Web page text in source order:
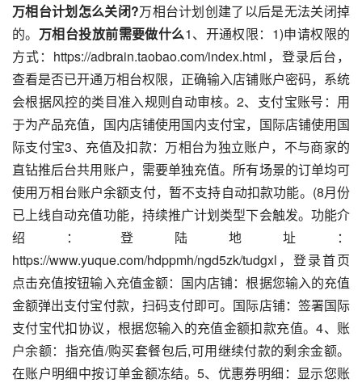
万相台计划怎么关闭?万相台计划创建了以后是无法关闭掉
的。 万相台投放前需要做什么1、开通权限：1)申请权限的
方式：https://adbrain.taobao.com/index.html，登录后台，
查看是否已开通万相台权限，正确输入店铺账户密码，系统
会根据风控的类目准入规则自动审核。2、支付宝账号：用
于为产品充值，国内店铺使用国内支付宝，国际店铺使用国
际支付宝3、充值及扣款：万相台为独立账户，不与商家的
直钻推后台共用账户，需要单独充值。所有场景的订单均可
使用万相台账户余额支付，暂不支持自动扣款功能。(8月份
已上线自动充值功能，持续推广计划类型下会触发。功能介
绍：登陆地址：
https://www.yuque.com/hdppmh/ngd5zk/tudgxl，登录首页
点击充值按钮输入充值金额：国内店铺：根据您输入的充值
金额弹出支付宝付款，扫码支付即可。国际店铺：签署国际
支付宝代扣协议，根据您输入的充值金额扣款充值。4、账
户余额：指充值/购买套餐包后,可用继续付款的剩余金额。
在账户明细中按订单金额冻结。5、优惠券明细：显示您账